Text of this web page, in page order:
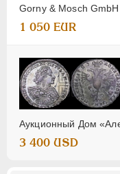
Gorny & Mosch
1 050 EUR
Аукционный Дом
3 400 USD